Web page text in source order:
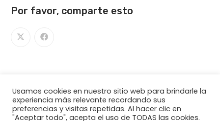
Por favor, comparte esto
Usamos cookies en nuestro sitio web para brindarle la
experiencia más relevante recordando sus
preferencias y visitas repetidas. Al hacer clic en
"Aceptar todo", acepta el uso de TODAS las cookies.